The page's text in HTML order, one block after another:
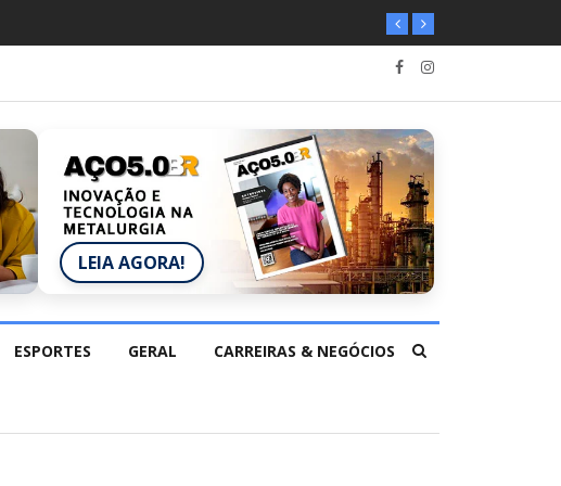
LEIA AGORA!
ESPORTES GERAL CARREIRAS & NEGÓCIOS